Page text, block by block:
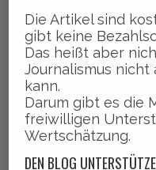
Die Artikel sind
gibt keine
Das heißt aber
Journalismus
kann.
Darum gibt es die
freiwilligen
Wertschätzung.
DEN BLOG